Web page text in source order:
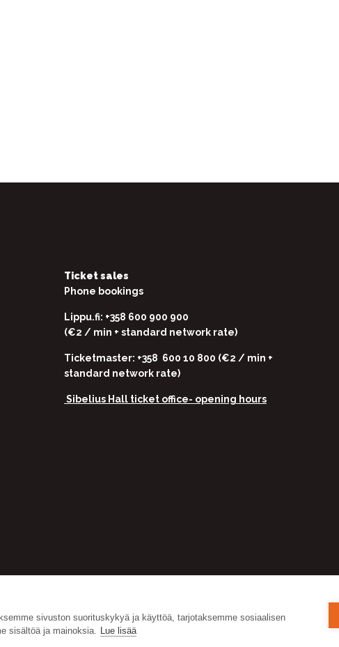
sivuston suorituskykyä ja käyttöä, tarjotaksemme sosiaalisen
sisältöä ja mainoksia. Lue lisää
Ticket sales
Phone bookings
Lippu.fi: +358 600 900 900
(€2 / min + standard network rate)
Ticketmaster: +358 600 10 800 (€2 / min +
standard network rate)
Sibelius Hall ticket office- opening hours